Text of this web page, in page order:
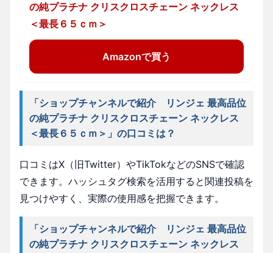
の純プラチナ クリスクロスチェーン ネックレス
＜最長６５ｃｍ＞
Amazonで買う
「ショップチャンネルで紹介 リンジェ 最高品位
の純プラチナ クリスクロスチェーン ネックレス
＜最長６５ｃｍ＞」の口コミは？
口コミはX（旧Twitter）やTikTokなどのSNSで確認
できます。ハッシュタグ検索を活用すると関連投稿を
見つけやすく、実際の使用感を把握できます。
「ショップチャンネルで紹介 リンジェ 最高品位
の純プラチナ クリスクロスチェーン ネックレス